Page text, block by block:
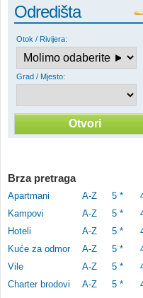
Odredišta
Otok / Rivijera:
Grad / Mjesto:
Brza pretraga
Apartmani A-Z 5 *
Kampovi
A-Z 5 *
Hoteli
A-Z 5 *
Kuće za odmor
A-Z 5 *
Vile
A-Z 5 *
Charter brodovi
A-Z 5 *